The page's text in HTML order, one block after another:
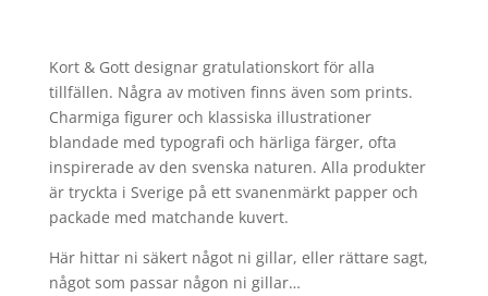
Kort & Gott designar gratulationskort för alla
tillfällen. Några av motiven finns även som prints.
Charmiga figurer och klassiska illustrationer
blandade med typografi och härliga färger, ofta
inspirerade av den svenska naturen. Alla produkter
är tryckta i Sverige på ett svanenmärkt papper och
packade med matchande kuvert.
Här hittar ni säkert något ni gillar, eller rättare sagt,
något som passar någon ni gillar…